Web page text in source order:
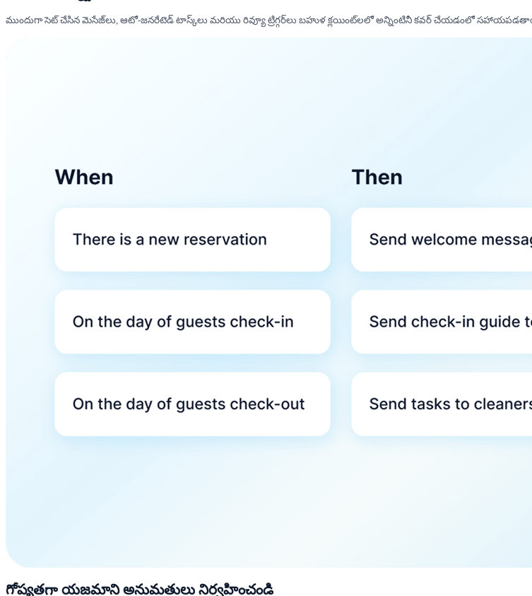
ముందుగా సెట్ చేసిన మెసేజ్‌లు, ఆటో-జనరేటెడ్ టాస్క్‌లు మరియు రివ్యూ ట్రిగ్గర్‌లు బహుళ క్లయింట్‌లలో అన్నింటినీ కవర్ చేయడంలో
గోప్యతగా యజమాని అనుమతులు నిర్వహించండి